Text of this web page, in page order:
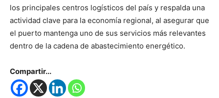
los principales centros logísticos del país y respalda una
actividad clave para la economía regional, al asegurar que
el puerto mantenga uno de sus servicios más relevantes
dentro de la cadena de abastecimiento energético.
Compartir...